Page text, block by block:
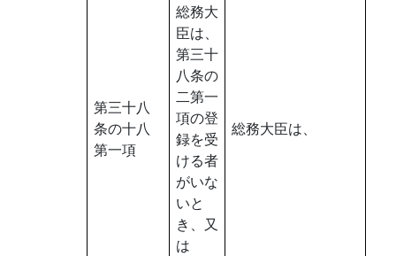
第三十八
条の十八
第一項
総務大
臣は、
第三十
八条の
二第一
項の登
録を受
ける者
がいな
いと
き、又
は
総務大臣は、